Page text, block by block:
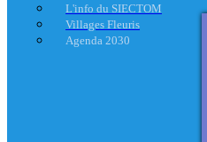
L'info du SIECTOM
Villages Fleuris
Agenda 2030